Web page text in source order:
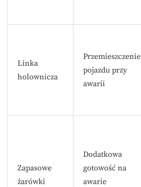
Linka
holownicza
Przemieszczenie
pojazdu przy
awarii
Zapasowe
żarówki
Dodatkowa
gotowość na
awarie